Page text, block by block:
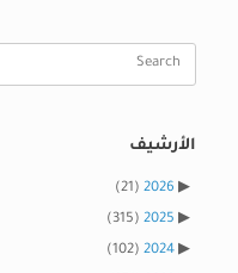
Search
الأرشيف
2026
(21)
2025
(315)
2024
(102)